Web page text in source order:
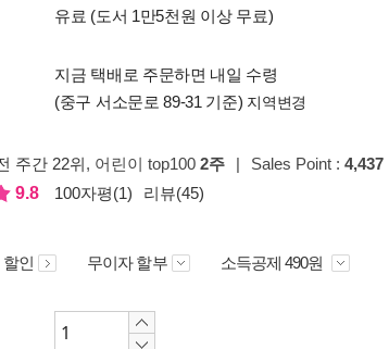
유료 (도서 1만5천원 이상 무료)
지금 택배로 주문하면 내일 수령
(중구 서소문로 89-31 기준) 지역변경
주간 22위, 어린이 top100 2주 | Sales Point : 4,437
9.8
100자평(1) 리뷰(45)
인 무이자 할부 소득공제 490원